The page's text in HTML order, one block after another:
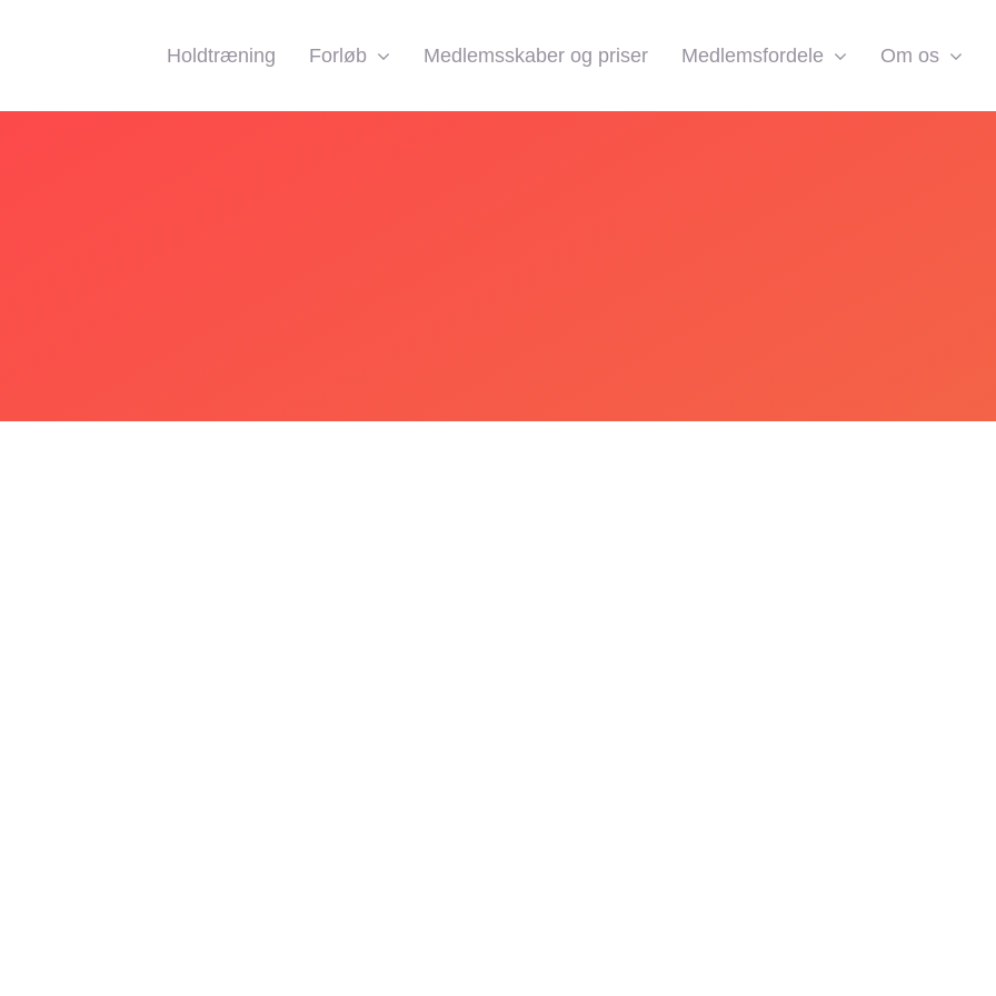
Holdtræning Forløb Medlemsskaber og priser Medlemsfordele Om os